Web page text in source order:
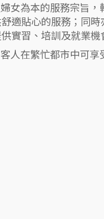
女為本的服務宗旨
適貼心的服務；同
實習、培訓及就業
人在繁忙都市中可享